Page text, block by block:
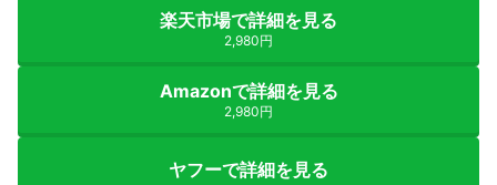
楽天市場で詳細を見る
2,980円
Amazonで詳細を見る
2,980円
ヤフーで詳細を見る